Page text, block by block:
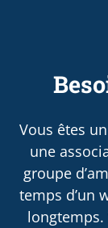
Vous êtes
une
groupe
temps d’un
longtemps.